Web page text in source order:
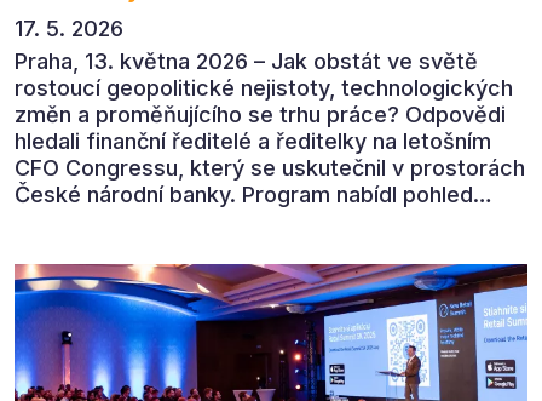
17. 5. 2026
Praha, 13. května 2026 – Jak obstát ve světě
rostoucí geopolitické nejistoty, technologických
změn a proměňujícího se trhu práce? Odpovědi
hledali finanční ředitelé a ředitelky na letošním
CFO Congressu, který se uskutečnil v prostorách
České národní banky. Program nabídl pohled
automatizaci, leadership i budoucnost role CFO.